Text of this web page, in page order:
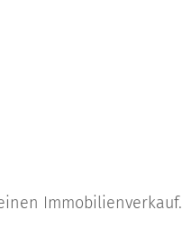
Immobilienverkauf.